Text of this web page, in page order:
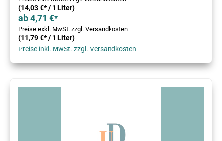
(14,03 €* / 1 Liter)
ab 4,71 €*
Preise exkl. MwSt. zzgl. Versandkosten
(11,79 €* / 1 Liter)
Preise inkl. MwSt. zzgl. Versandkosten